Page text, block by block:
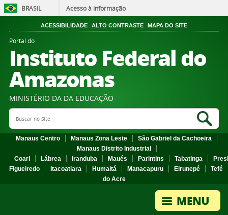
BRASIL Acesso à informação
ACESSIBILIDADE ALTO CONTRASTE MAPA DO SITE
Portal do
Instituto Federal do
Amazonas
MINISTÉRIO DA DA EDUCAÇÃO
Search Site
Manaus Centro Manaus Zona Leste
São Gabriel da Cachoeira
Manaus Distrito Industrial
Coari
Lábrea Iranduba Maués Parintins Tabatinga
Figueiredo
Itacoatiara Humaitá Manacapuru Eirunepé
Tefé
do Acre